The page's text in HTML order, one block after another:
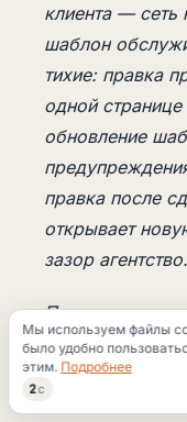
клиента — сеть
шаблон
тихие: правка
одной
обновление
правка после
открывает
зазор агентство.
Подрядчику
«соберёте ли
«как именно
общего блока,
Мы используем файлы
было удобно
этим. Подробнее
1с